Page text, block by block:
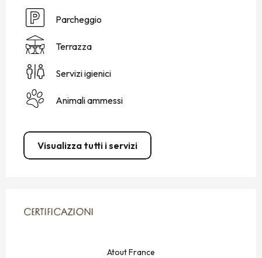
Parcheggio
Terrazza
Servizi igienici
Animali ammessi
Visualizza tutti i servizi
CERTIFICAZIONI
CERTIFICAZIONI
Atout France